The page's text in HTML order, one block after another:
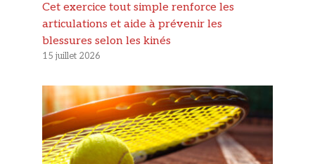
Cet exercice tout simple renforce les
articulations et aide à prévenir les
blessures selon les kinés
15 juillet 2026